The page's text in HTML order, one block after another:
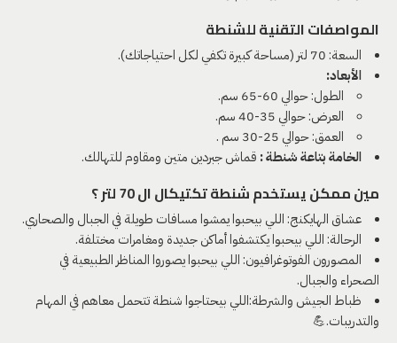
المواصفات التقنية للشنطة
السعة: 70 لتر (مساحة كبيرة تكفي لكل احتياجاتك).
الأبعاد:
الطول: حوالي 60-65 سم.
العرض: حوالي 35-40 سم.
العمق: حوالي 25-30 سم .
الخامة بتاعة شنطة : قماش جبردين متين ومقاوم للتهالك.
مين ممكن يستخدم شنطة تكتيكال ال 70 لتر ؟
عشاق الهايكنج: اللي بيحبوا يمشوا مسافات طويلة في الجبال والصحاري.
الرحالة: اللي بيحبوا يكتشفوا أماكن جديدة ومغامرات مختلفة.
المصورون الفوتوغرافيون: اللي بيحبوا يصوروا المناظر الطبيعية في
الصحراء والجبال.
ظباط الجيش والشرطة:اللي بيحتاجوا شنطة تتحمل معاهم في المهام
والتدريبات.💪